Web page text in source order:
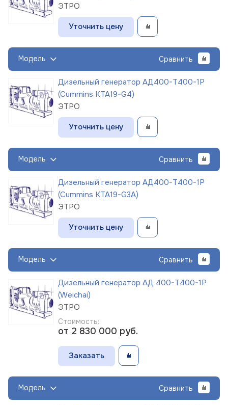
ЭТРО
Уточнить цену
Модель Сравнить
Дизельный генератор АД400-Т400-1Р
(Cummins KTA19-G4)
ЭТРО
Уточнить цену
Модель Сравнить
Дизельный генератор АД400-Т400-1Р
(Cummins KTA19-G3A)
ЭТРО
Уточнить цену
Модель Сравнить
Дизельный генератор АД 400-Т400-1Р
(Weichai)
ЭТРО
Стоимость:
от 2 830 000 руб.
Заказать
Модель Сравнить